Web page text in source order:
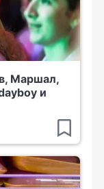
Маршал,
и